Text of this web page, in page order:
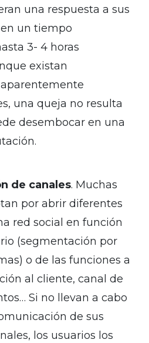
una respuesta a sus
un tiempo
3- 4 horas
existan
una queja no resulta
desembocar en una
de canales. Muchas
por abrir diferentes
red social en función
(segmentación por
o de las funciones a
al cliente, canal de
Si no llevan a cabo
de sus
los usuarios los